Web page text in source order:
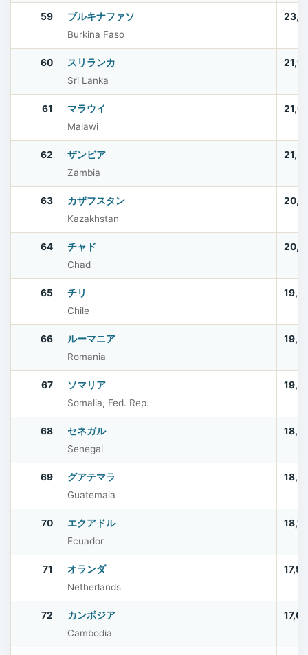
59
ブルキナファソ
Burkina Faso
60
スリランカ
Sri Lanka
61
マラウイ
Malawi
62
ザンビア
Zambia
63
カザフスタン
Kazakhstan
64
チャド
Chad
65
チリ
Chile
66
ルーマニア
Romania
67
ソマリア
Somalia, Fed. Rep.
68
セネガル
Senegal
69
グアテマラ
Guatemala
70
エクアドル
Ecuador
71
オランダ
Netherlands
72
カンボジア
Cambodia